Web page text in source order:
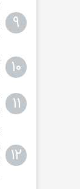
۹
۱۰
۱۱
۱۲